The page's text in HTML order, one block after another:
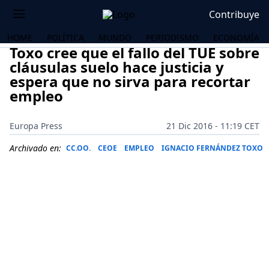
Contribuye
HOME POLÍTICA MUNDO PERIODISMO ECONOMÍA
Toxo cree que el fallo del TUE sobre
cláusulas suelo hace justicia y
espera que no sirva para recortar
empleo
Europa Press
21 Dic 2016 - 11:19 CET
Archivado en: CC.OO. CEOE EMPLEO IGNACIO FERNÁNDEZ TOXO